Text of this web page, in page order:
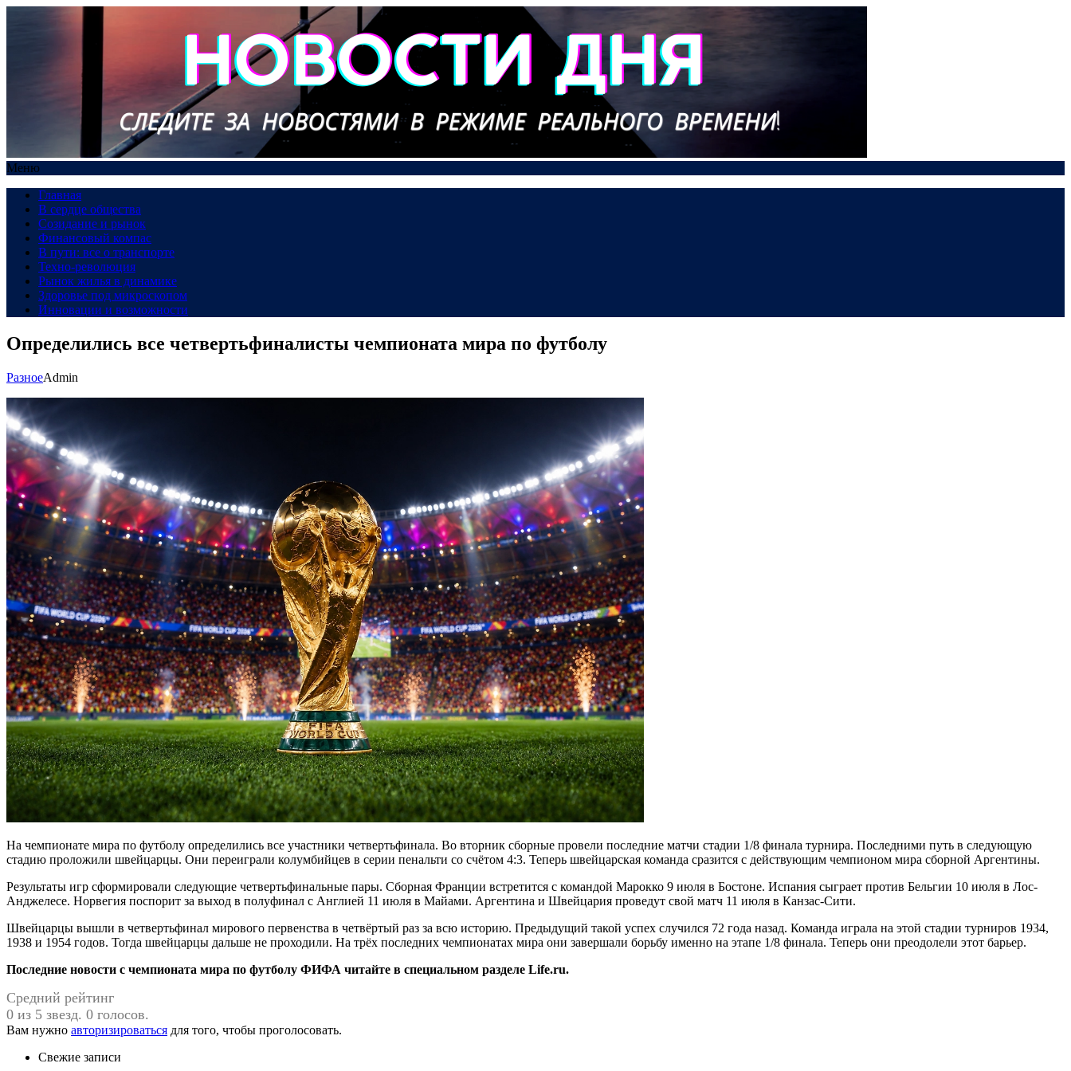
Меню
Главная
В сердце общества
Созидание и рынок
Финансовый компас
В пути: все о транспорте
Техно-революция
Рынок жилья в динамике
Здоровье под микроскопом
Инновации и возможности
Определились все четвертьфиналисты чемпионата мира по футболу
РазноеAdmin
На чемпионате мира по футболу определились все участники четвертьфинала. Во вторник сборные провели последние матчи стадии 1/8 финала турнира. Последними путь в следующую
стадию проложили швейцарцы. Они переиграли колумбийцев в серии пенальти со счётом 4:3. Теперь швейцарская команда сразится с действующим чемпионом мира сборной Аргентины.
Результаты игр сформировали следующие четвертьфинальные пары. Сборная Франции встретится с командой Марокко 9 июля в Бостоне. Испания сыграет против Бельгии 10 июля в Лос-
Анджелесе. Норвегия поспорит за выход в полуфинал с Англией 11 июля в Майами. Аргентина и Швейцария проведут свой матч 11 июля в Канзас-Сити.
Швейцарцы вышли в четвертьфинал мирового первенства в четвёртый раз за всю историю. Предыдущий такой успех случился 72 года назад. Команда играла на этой стадии турниров 1934,
1938 и 1954 годов. Тогда швейцарцы дальше не проходили. На трёх последних чемпионатах мира они завершали борьбу именно на этапе 1/8 финала. Теперь они преодолели этот барьер.
Последние новости с чемпионата мира по футболу ФИФА читайте в специальном разделе Life.ru.
Средний рейтинг
0 из 5 звезд. 0 голосов.
Вам нужно авторизироваться для того, чтобы проголосовать.
Свежие записи